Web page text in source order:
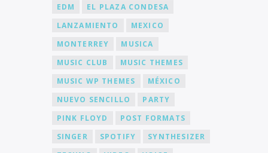
EDM
EL PLAZA CONDESA
LANZAMIENTO
MEXICO
MONTERREY
MUSICA
MUSIC CLUB
MUSIC THEMES
MUSIC WP THEMES
MÉXICO
NUEVO SENCILLO
PARTY
PINK FLOYD
POST FORMATS
SINGER
SPOTIFY
SYNTHESIZER